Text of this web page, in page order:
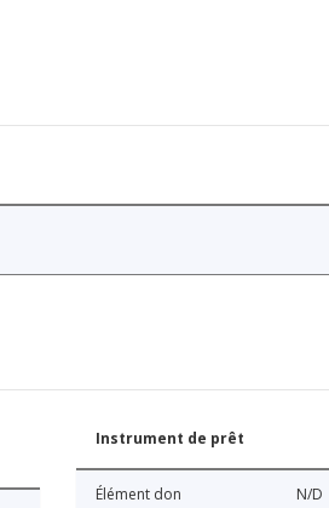
Instrument de prêt
Élément don N/D